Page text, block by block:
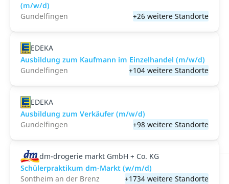
(m/w/d)
Gundelfingen
+26 weitere Standorte
EDEKA
Ausbildung zum Kaufmann im Einzelhandel (m/w/d)
Gundelfingen
+104 weitere Standorte
EDEKA
Ausbildung zum Verkäufer (m/w/d)
Gundelfingen
+98 weitere Standorte
dm-drogerie markt GmbH + Co. KG
Schülerpraktikum dm-Markt (w/m/d)
Sontheim an der Brenz
+1734 weitere Standorte